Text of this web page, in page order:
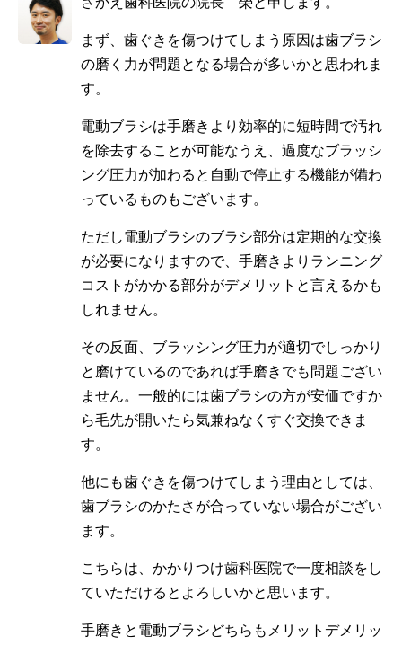
まず、歯ぐきを傷つけてしまう原因は歯ブラシ
の磨く力が問題となる場合が多いかと思われま
す。
電動ブラシは手磨きより効率的に短時間で汚れ
を除去することが可能なうえ、過度なブラッシ
ング圧力が加わると自動で停止する機能が備わ
っているものもございます。
ただし電動ブラシのブラシ部分は定期的な交換
が必要になりますので、手磨きよりランニング
コストがかかる部分がデメリットと言えるかも
しれません。
その反面、ブラッシング圧力が適切でしっかり
と磨けているのであれば手磨きでも問題ござい
ません。一般的には歯ブラシの方が安価ですか
ら毛先が開いたら気兼ねなくすぐ交換できま
す。
他にも歯ぐきを傷つけてしまう理由としては、
歯ブラシのかたさが合っていない場合がござい
ます。
こちらは、かかりつけ歯科医院で一度相談をし
ていただけるとよろしいかと思います。
手磨きと電動ブラシどちらもメリットデメリッ